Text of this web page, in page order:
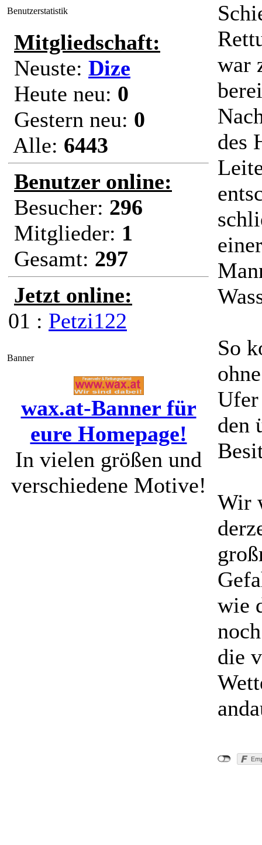
Benutzerstatistik
Mitgliedschaft:
Neuste: Dize
Heute neu: 0
Gestern neu: 0
Alle: 6443
Benutzer online:
Besucher: 296
Mitglieder: 1
Gesamt: 297
Jetzt online:
01 : Petzi122
Banner
wax.at-Banner für
eure Homepage!
In vielen größen und
verschiedene Motive!
war
des
So
Ufer
den
Wir
wie
die